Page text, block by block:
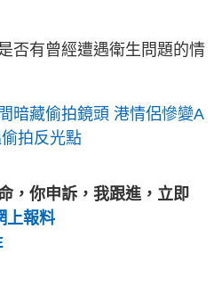
否有曾經遭遇衛生問題的情
暗藏偷拍鏡頭 港情侶慘變A
拍反光點
，你申訴，我跟進，立即
上報料